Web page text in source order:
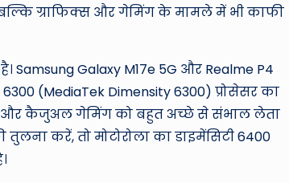
बल्कि ग्राफिक्स और गेमिंग के मामले में भी काफी
Galaxy M17e 5G और Realme P4
(MediaTek Dimensity 6300) प्रोसेसर का
और कैजुअल गेमिंग को बहुत अच्छे से संभाल लेता
करें, तो मोटोरोला का डाइमेंसिटी 6400